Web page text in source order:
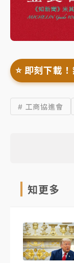
⭐️ 即刻下載
# 工商協進會
知更多